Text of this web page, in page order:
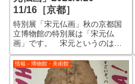
11/16［京都］
特別展「宋元仏画」秋の京都国
立博物館の特別展は「宋元仏
画」です。 宋元というのは中
国の宋時代と元時代のことで、
日本の平安中期～室町初期頃に
あたり、宋～元時代は文化が発
展した時代で、特に絵画や陶芸
情報－博物館・美術館